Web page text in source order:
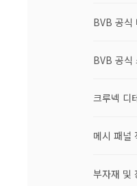
BVB 공식
BVB 공식
크루넥 디
메시 패널
부자재 및